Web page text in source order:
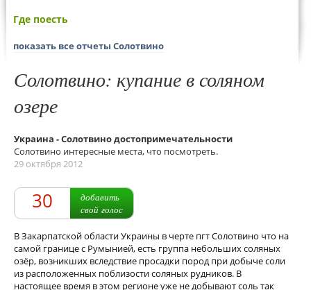
Где поесть
показать все отчеты Солотвино
Солотвино: купание в соляном
озере
Украина - Солотвино достопримечательности
Солотвино интересные места, что посмотреть.
29 октября 2012
30
добавить
свой голос
В Закарпатской области Украины в черте пгт Солотвино что на
самой границе с Румынией, есть группа небольших соляных
озёр, возникших вследствие просадки пород при добыче соли
из расположенных поблизости соляных рудников. В
настоящее время в этом регионе уже не добывают соль так